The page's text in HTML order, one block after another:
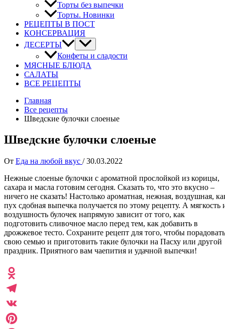
Торты без выпечки
Торты. Новинки
РЕЦЕПТЫ В ПОСТ
КОНСЕРВАЦИЯ
ДЕСЕРТЫ
Конфеты и сладости
МЯСНЫЕ БЛЮДА
САЛАТЫ
ВСЕ РЕЦЕПТЫ
Главная
Все рецепты
Шведские булочки слоеные
Шведские булочки слоеные
От Еда на любой вкус /30.03.2022
Нежные слоеные булочки с ароматной прослойкой из корицы,
сахара и масла готовим сегодня. Сказать то, что это вкусно –
ничего не сказать! Настолько ароматная, нежная, воздушная,
пух сдобная выпечка получается по этому рецепту. А мягкость
воздушность булочек напрямую зависит от того, как
подготовить сливочное масло перед тем, как добавить в
дрожжевое тесто. Сохраните рецепт для того, чтобы порадовать
свою семью и приготовить такие булочки на Пасху или другой
праздник. Приятного вам чаепития и удачной выпечки!